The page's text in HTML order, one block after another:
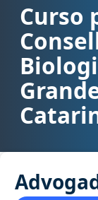
Curso para
Curso